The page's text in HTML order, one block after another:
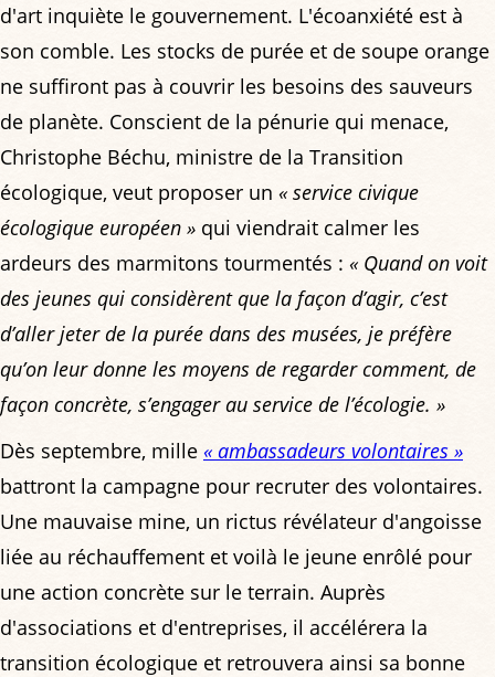
d'art inquiète le gouvernement. L'écoanxiété est à
son comble. Les stocks de purée et de soupe orange
ne suffiront pas à couvrir les besoins des sauveurs
de planète. Conscient de la pénurie qui menace,
Christophe Béchu, ministre de la Transition
écologique, veut proposer un « service civique
écologique européen » qui viendrait calmer les
ardeurs des marmitons tourmentés : « Quand on voit
des jeunes qui considèrent que la façon d’agir, c’est
d’aller jeter de la purée dans des musées, je préfère
qu’on leur donne les moyens de regarder comment, de
façon concrète, s’engager au service de l’écologie. »
Dès septembre, mille « ambassadeurs volontaires »
battront la campagne pour recruter des volontaires.
Une mauvaise mine, un rictus révélateur d'angoisse
liée au réchauffement et voilà le jeune enrôlé pour
une action concrète sur le terrain. Auprès
d'associations et d'entreprises, il accélérera la
transition écologique et retrouvera ainsi sa bonne